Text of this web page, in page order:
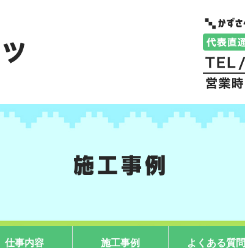
施工事例
仕事内容 施工事例 よくある質問